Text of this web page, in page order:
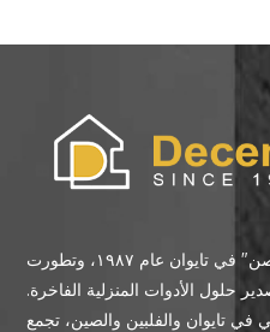
تأسست شركة "ديسمبر صن" في تايوان عام ١٩٨٧، وتطورت
حلول الأدوات المنزلية الفاخرة.
في تايوان والفلبين والصين، تجمع